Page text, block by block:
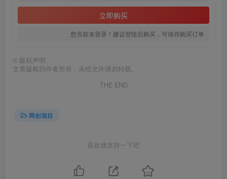
立即购买
您当前未登录！建议登陆后购买，可保存购买订单
© 版权声明
文章版权归作者所有，未经允许请勿转载。
THE END
网创项目
喜欢就支持一下吧